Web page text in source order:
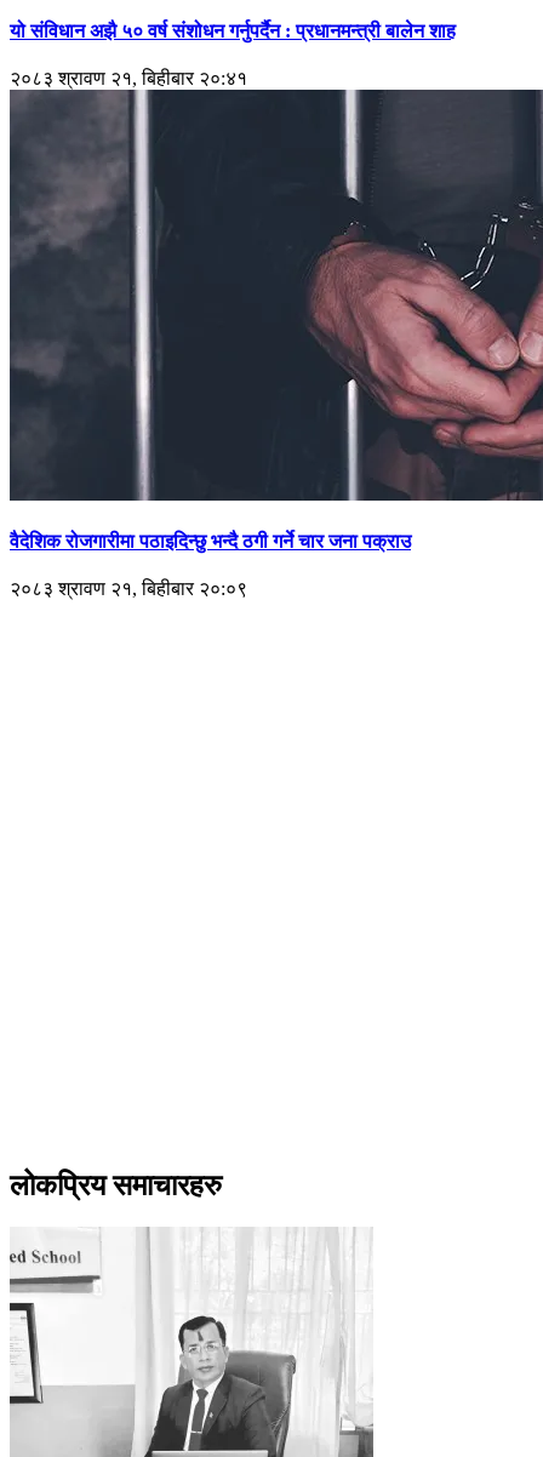
यो संविधान अझै ५० वर्ष संशोधन गर्नुपर्दैन : प्रधानमन्त्री बालेन शाह
२०८३ श्रावण २१, बिहीबार २०:४१
वैदेशिक रोजगारीमा पठाइदिन्छु भन्दै ठगी गर्ने चार जना पक्राउ
२०८३ श्रावण २१, बिहीबार २०:०९
लोकप्रिय समाचारहरु